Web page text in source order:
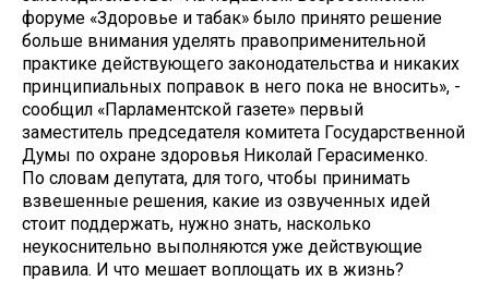
форуме «Здоровье и табак» было принято решение
больше внимания уделять правоприменительной
практике действующего законодательства и никаких
принципиальных поправок в него пока не вносить», -
сообщил «Парламентской газете» первый
заместитель председателя комитета Государственной
Думы по охране здоровья Николай Герасименко.
По словам депутата, для того, чтобы принимать
взвешенные решения, какие из озвученных идей
стоит поддержать, нужно знать, насколько
неукоснительно выполняются уже действующие
правила. И что мешает воплощать их в жизнь?